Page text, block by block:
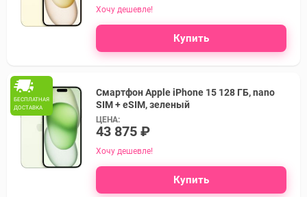
Хочу дешевле!
Купить
БЕСПЛАТНАЯ
ДОСТАВКА
Смартфон Apple iPhone 15 128 ГБ, nano
SIM + eSIM, зеленый
ЦЕНА:
43 875 ₽
Хочу дешевле!
Купить